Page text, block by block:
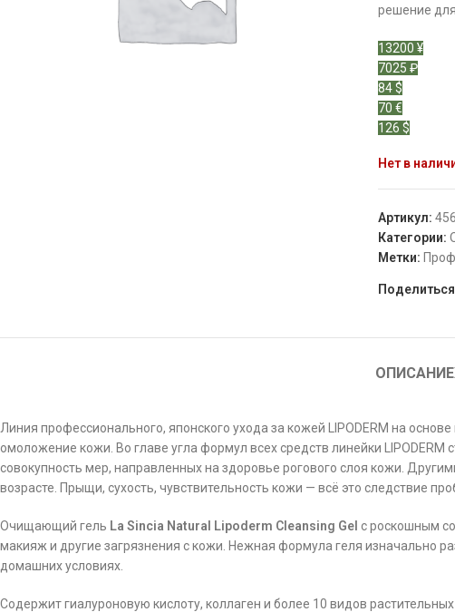
решение
13200 ¥
7025 ₽
84 $
70 €
126 $
Нет в
Артикул:
Категории:
Метки:
ОПИСАНИЕ
Линия профессионального, японского ухода за кожей LIPODERM на
омоложение кожи. Во главе угла формул всех средств линейки
совокупность мер, направленных на здоровье рогового слоя кожи.
возрасте. Прыщи, сухость, чувствительность кожи — всё это следствие
Очищающий гель La Sincia Natural Lipoderm Cleansing Gel с роскошным
макияж и другие загрязнения с кожи. Нежная формула геля изначально
домашних условиях.
Содержит гиалуроновую кислоту, коллаген и более 10 видов